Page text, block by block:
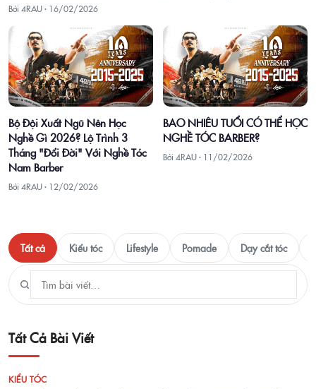
Bởi 4RAU · 16/02/2026
Bộ Đội Xuất Ngũ Nên Học
Nghề Gì 2026? Lộ Trình 3
Tháng "Đổi Đời" Với Nghề Tóc
Nam Barber
Bởi 4RAU · 12/02/2026
BAO NHIÊU TUỔI CÓ THỂ HỌC
NGHỀ TÓC BARBER?
Bởi 4RAU · 11/02/2026
Tất cả Kiểu tóc Lifestyle Pomade Dạy cắt tóc
Tất Cả Bài Viết
KIỂU TÓC